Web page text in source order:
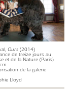
Ours (2014)
de treize jours au
et de la Nature (Paris)
de la galerie
Lloyd